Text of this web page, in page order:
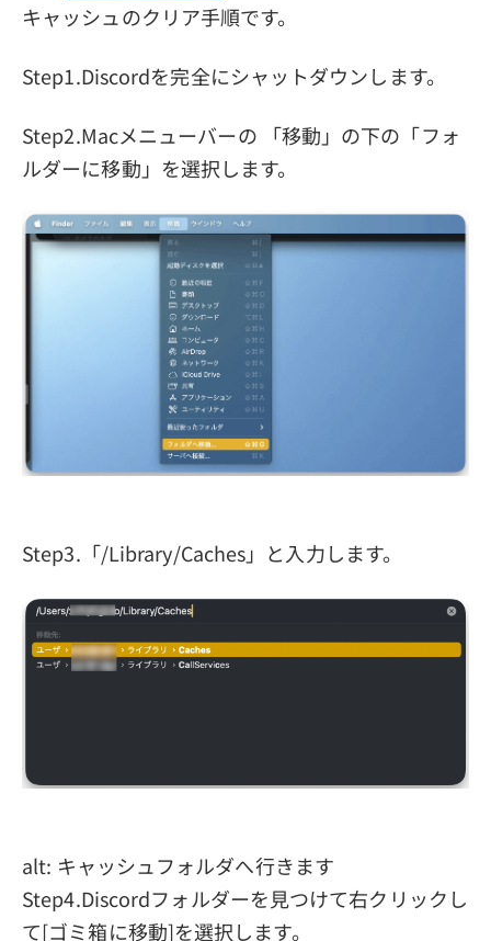
キャッシュのクリア手順です。
Step1.Discordを完全にシャットダウンします。
Step2.Macメニューバーの 「移動」の下の「フォ
ルダーに移動」を選択します。
Step3.「/Library/Caches」と入力します。
alt: キャッシュフォルダへ行きます
Step4.Discordフォルダーを見つけて右クリックし
て[ゴミ箱に移動]を選択します。